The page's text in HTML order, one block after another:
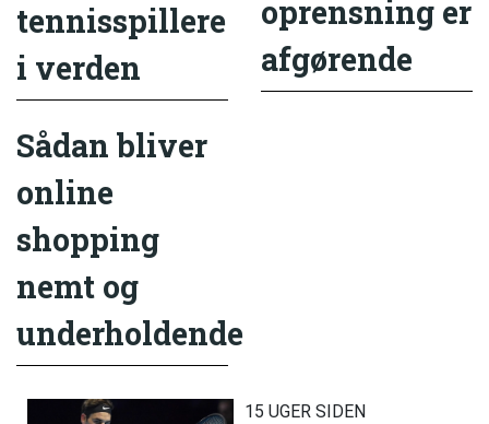
tennisspillere
i verden
oprensning er
afgørende
Sådan bliver
online
shopping
nemt og
underholdende
15 UGER SIDEN